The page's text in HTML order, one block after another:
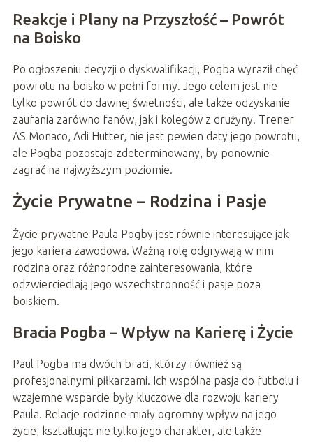
Reakcje i Plany na Przyszłość – Powrót
na Boisko
Po ogłoszeniu decyzji o dyskwalifikacji, Pogba wyraził chęć
powrotu na boisko w pełni formy. Jego celem jest nie
tylko powrót do dawnej świetności, ale także odzyskanie
zaufania zarówno fanów, jak i kolegów z drużyny. Trener
AS Monaco, Adi Hutter, nie jest pewien daty jego powrotu,
ale Pogba pozostaje zdeterminowany, by ponownie
zagrać na najwyższym poziomie.
Życie Prywatne – Rodzina i Pasje
Życie prywatne Paula Pogby jest równie interesujące jak
jego kariera zawodowa. Ważną rolę odgrywają w nim
rodzina oraz różnorodne zainteresowania, które
odzwierciedlają jego wszechstronność i pasje poza
boiskiem.
Bracia Pogba – Wpływ na Karierę i Życie
Paul Pogba ma dwóch braci, którzy również są
profesjonalnymi piłkarzami. Ich wspólna pasja do futbolu i
wzajemne wsparcie były kluczowe dla rozwoju kariery
Paula. Relacje rodzinne miały ogromny wpływ na jego
życie, kształtując nie tylko jego charakter, ale także